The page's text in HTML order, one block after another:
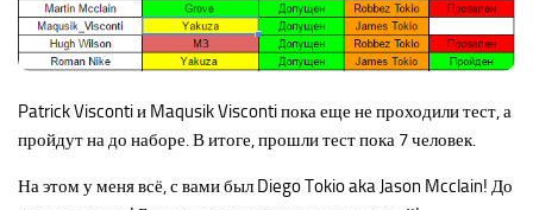
Patrick Visconti и Maqusik Visconti пока еще не проходили тест, а
пройдут на до наборе. В итоге, прошли тест пока 7 человек.
На этом у меня всё, с вами был Diego Tokio aka Jason Mcclain! До